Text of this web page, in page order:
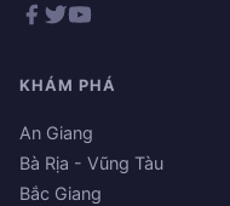
KHÁM PHÁ
An Giang
Bà Rịa - Vũng Tàu
Bắc Giang